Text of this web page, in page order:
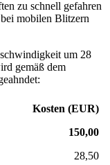
mobilen Blitzern
um 28
gemäß dem
Kosten (EUR)
150,00
28,50